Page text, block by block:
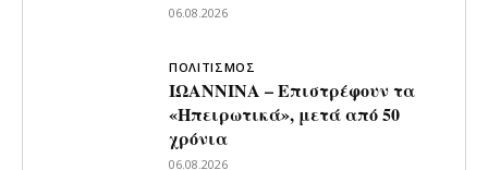
06.08.2026
ΠΟΛΙΤΙΣΜΟΣ
ΙΩΑΝΝΙΝΑ – Επιστρέφουν τα
«Ηπειρωτικά», μετά από 50
χρόνια
06.08.2026